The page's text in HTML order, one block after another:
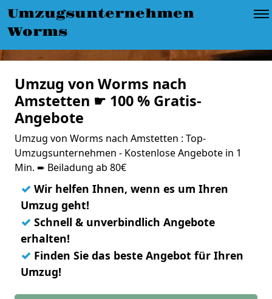
Umzugsunternehmen
Worms
Umzug von Worms nach
Amstetten ☛ 100 % Gratis-
Angebote
Umzug von Worms nach Amstetten : Top-
Umzugsunternehmen - Kostenlose Angebote in 1
Min. ➨ Beiladung ab 80€
✓ Wir helfen Ihnen, wenn es um Ihren
Umzug geht!
✓ Schnell & unverbindlich Angebote
erhalten!
✓ Finden Sie das beste Angebot für Ihren
Umzug!